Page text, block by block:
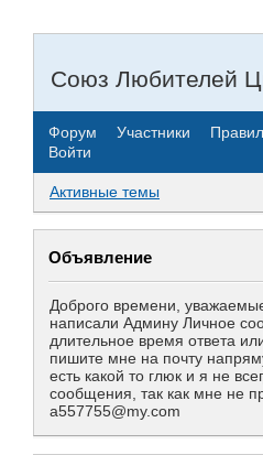
Союз Любителей
Форум Участники
Войти
Активные темы
Объявление
Доброго времени,
написали Админу Личное
длительное время ответа
пишите мне на почту
есть какой то глюк и я не
сообщения, так как мне не
a557755@my.com